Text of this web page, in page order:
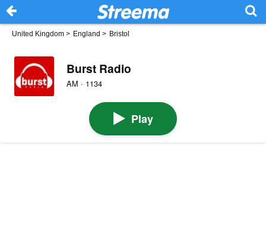
United Kingdom > England > Bristol
Burst Radio
AM · 1134
Play